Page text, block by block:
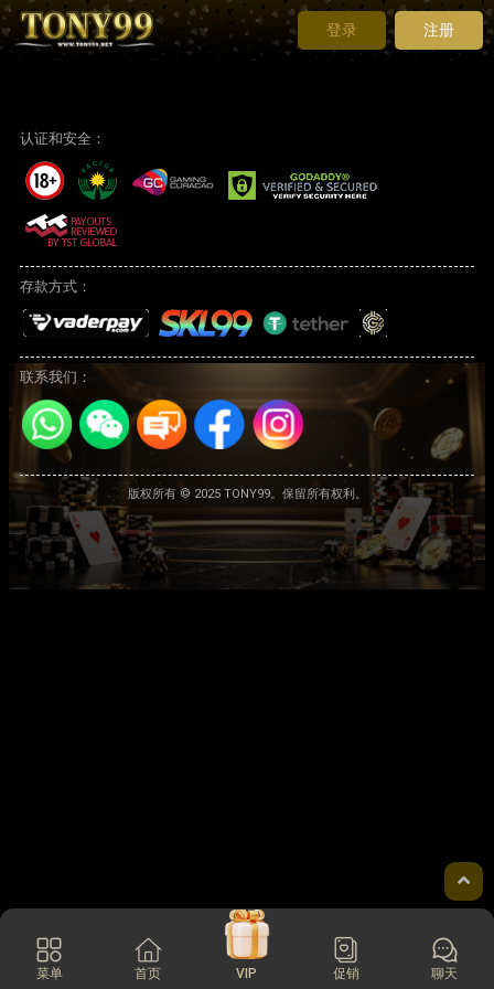
登录 注册
认证和安全：
存款方式：
联系我们：
版权所有 © 2025 TONY99。保留所有权利。
菜单 首页 VIP 促销 聊天